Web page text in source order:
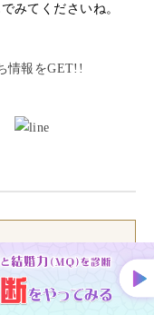
みてくださいね。
ンサルタント/ポジテ
個別カウンセリング